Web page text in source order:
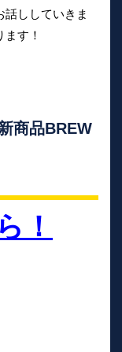
話ししていきま
す！
商品BREW
！